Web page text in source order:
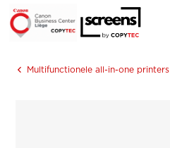
Multifunctionele all-in-one printers